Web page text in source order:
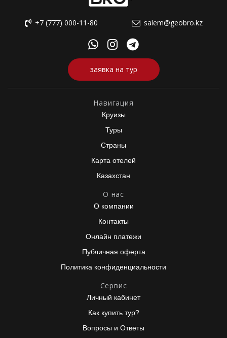
+7 (777) 000-11-80 salem@geobro.kz
заявка на тур
Навигация
Круизы
Туры
Страны
Карта отелей
Казахстан
О нас
О компании
Контакты
Онлайн платежи
Публичная оферта
Политика конфиденциальности
Сервис
Личный кабинет
Как купить тур?
Вопросы и Ответы